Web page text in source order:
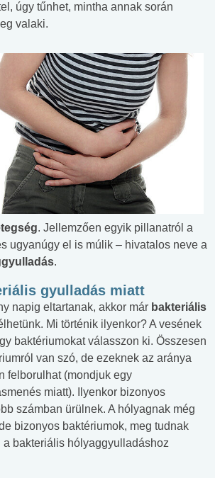
úgy tűnhet, mintha annak során
valaki.
. Jellemzően egyik pillanatról a
ugyanúgy el is múlik – hivatalos neve a
.
gyulladás miatt
napig eltartanak, akkor már bakteriális
Mi történik ilyenkor? A vesének
baktériumokat válasszon ki. Összesen
van szó, de ezeknek az aránya
felborulhat (mondjuk egy
miatt). Ilyenkor bizonyos
számban ürülnek. A hólyagnak még
bizonyos baktériumok, meg tudnak
bakteriális hólyaggyulladáshoz